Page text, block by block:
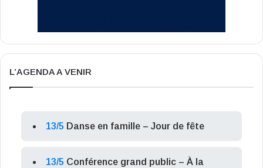
L’AGENDA A VENIR
13/5 Danse en famille – Jour de fête
13/5 Conférence grand public – À la